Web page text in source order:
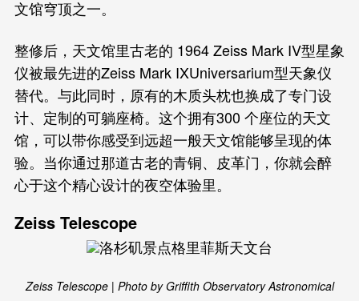
文馆穹顶之一。
整修后，天文馆里古老的 1964 Zeiss Mark IV型星象
仪被最先进的Zeiss Mark IXUniversarium型天象仪
替代。与此同时，原有的木质头枕也换成了专门设
计、定制的可躺座椅。这个拥有300 个座位的天文
馆，可以带你感受到远超一般天文馆能够呈现的体
验。当你通过那道古老的青铜、皮革门，你就会醉
心于这个精心设计的夜空体验里。
Zeiss Telescope
Zeiss Telescope | Photo by Griffith Observatory Astronomical